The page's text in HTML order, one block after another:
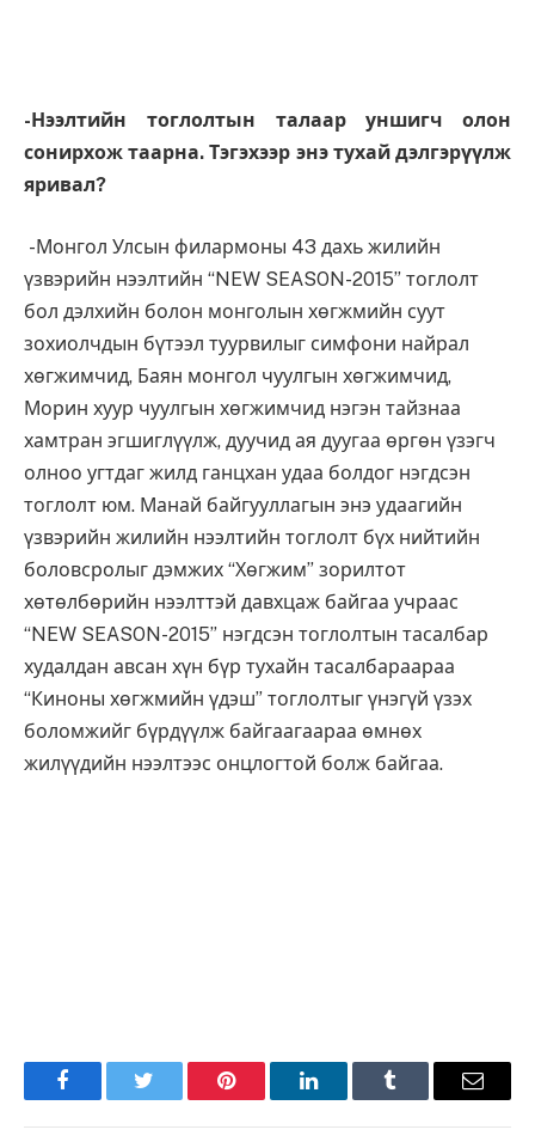
-Нээлтийн тоглолтын талаар уншигч олон
сонирхож таарна. Тэгэхээр энэ тухай дэлгэрүүлж
яривал?
-Монгол Улсын филармоны 43 дахь жилийн
үзвэрийн нээлтийн “NEW SEASON-2015” тоглолт
бол дэлхийн болон монголын хөгжмийн суут
зохиолчдын бүтээл туурвилыг симфони найрал
хөгжимчид, Баян монгол чуулгын хөгжимчид,
Морин хуур чуулгын хөгжимчид нэгэн тайзнаа
хамтран эгшиглүүлж, дуучид ая дуугаа өргөн үзэгч
олноо угтдаг жилд ганцхан удаа болдог нэгдсэн
тоглолт юм. Манай байгууллагын энэ удаагийн
үзвэрийн жилийн нээлтийн тоглолт бүх нийтийн
боловсролыг дэмжих “Хөгжим” зорилтот
хөтөлбөрийн нээлттэй давхцаж байгаа учраас
“NEW SEASON-2015” нэгдсэн тоглолтын тасалбар
худалдан авсан хүн бүр тухайн тасалбараараа
“Киноны хөгжмийн үдэш” тоглолтыг үнэгүй үзэх
боломжийг бүрдүүлж байгаагаараа өмнөх
жилүүдийн нээлтээс онцлогтой болж байгаа.
FacebookTwitter Pinterest LinkedInTumblr Имэйл